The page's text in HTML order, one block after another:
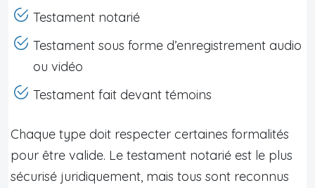
Testament notarié
Testament sous forme d’enregistrement audio
ou vidéo
Testament fait devant témoins
Chaque type doit respecter certaines formalités
pour être valide. Le testament notarié est le plus
sécurisé juridiquement, mais tous sont reconnus